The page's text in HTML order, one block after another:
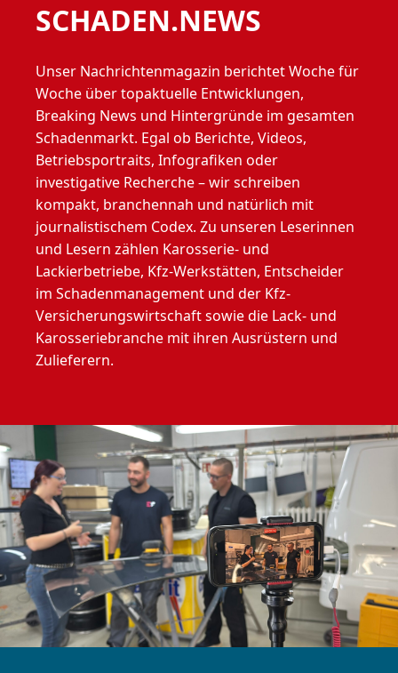
SCHADEN.NEWS
Unser Nachrichtenmagazin berichtet Woche für
Woche über topaktuelle Entwicklungen,
Breaking News und Hintergründe im gesamten
Schadenmarkt. Egal ob Berichte, Videos,
Betriebsportraits, Infografiken oder
investigative Recherche – wir schreiben
kompakt, branchennah und natürlich mit
journalistischem Codex. Zu unseren Leserinnen
und Lesern zählen Karosserie- und
Lackierbetriebe, Kfz-Werkstätten, Entscheider
im Schadenmanagement und der Kfz-
Versicherungswirtschaft sowie die Lack- und
Karosseriebranche mit ihren Ausrüstern und
Zulieferern.